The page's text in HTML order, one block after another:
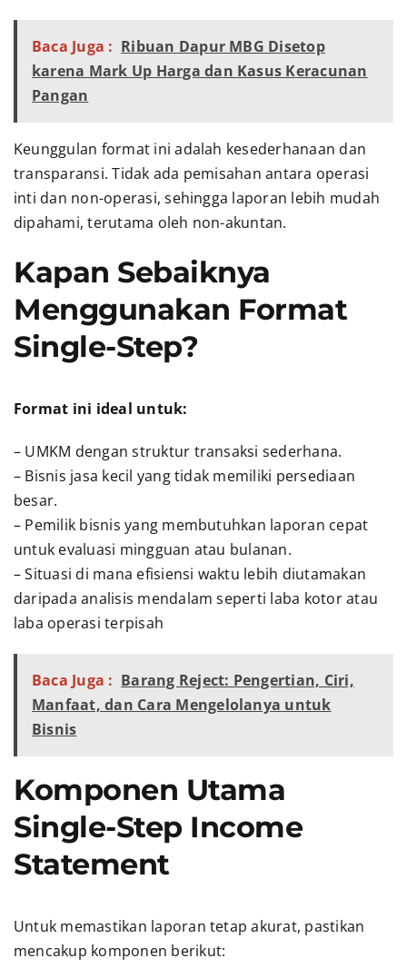
Baca Juga : Ribuan Dapur MBG Disetop
karena Mark Up Harga dan Kasus Keracunan
Pangan
Keunggulan format ini adalah kesederhanaan dan
transparansi. Tidak ada pemisahan antara operasi
inti dan non-operasi, sehingga laporan lebih mudah
dipahami, terutama oleh non-akuntan.
Kapan Sebaiknya
Menggunakan Format
Single-Step?
Format ini ideal untuk:
– UMKM dengan struktur transaksi sederhana.
– Bisnis jasa kecil yang tidak memiliki persediaan
besar.
– Pemilik bisnis yang membutuhkan laporan cepat
untuk evaluasi mingguan atau bulanan.
– Situasi di mana efisiensi waktu lebih diutamakan
daripada analisis mendalam seperti laba kotor atau
laba operasi terpisah
Baca Juga : Barang Reject: Pengertian, Ciri,
Manfaat, dan Cara Mengelolanya untuk
Bisnis
Komponen Utama
Single-Step Income
Statement
Untuk memastikan laporan tetap akurat, pastikan
mencakup komponen berikut: